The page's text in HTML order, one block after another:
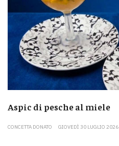
Aspic di pesche al miele
CONCETTA DONATO GIOVEDÌ 30 LUGLIO 2026